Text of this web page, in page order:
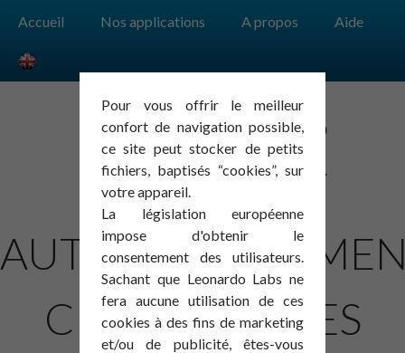
Pour vous offrir le meilleur
confort de navigation possible,
ce site peut stocker de petits
fichiers, baptisés “cookies”, sur
votre appareil.
La législation européenne
impose d'obtenir le
consentement des utilisateurs.
Sachant que Leonardo Labs ne
fera aucune utilisation de ces
cookies à des fins de marketing
et/ou de publicité, êtes-vous
Accueil Nos applications A propos Aide
CHUCHOTIS
RECONNAIT
CENT LANGUES